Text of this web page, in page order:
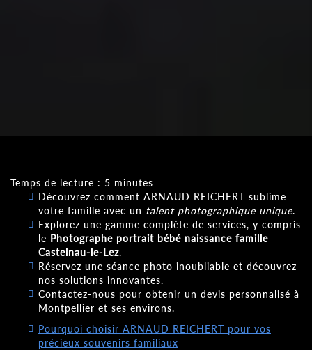
Temps de lecture : 5 minutes
Découvrez comment ARNAUD REICHERT sublime
votre famille avec un talent photographique unique.
Explorez une gamme complète de services, y compris
le Photographe portrait bébé naissance famille
Castelnau-le-Lez.
Réservez une séance photo inoubliable et découvrez
nos solutions innovantes.
Contactez-nous pour obtenir un devis personnalisé à
Montpellier et ses environs.
Pourquoi choisir ARNAUD REICHERT pour vos
précieux souvenirs familiaux